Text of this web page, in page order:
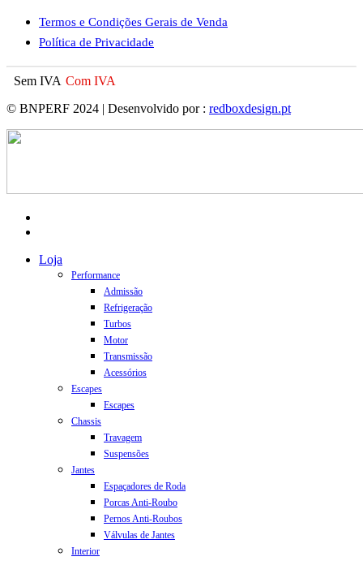
Termos e Condições Gerais de Venda
Política de Privacidade
Sem IVA Com IVA
© BNPERF 2024 | Desenvolvido por : redboxdesign.pt
Close
Loja
Performance
Admissão
Refrigeração
Turbos
Motor
Transmissão
Acessórios
Escapes
Escapes
Chassis
Travagem
Suspensões
Jantes
Espaçadores de Roda
Porcas Anti-Roubo
Pernos Anti-Roubos
Válvulas de Jantes
Interior